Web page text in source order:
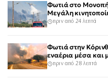
Φωτιά στο
Μεγάλη
πριν από 24 λεπτά
Φωτιά στην
εναέρια μέσα και
πριν από 28 λεπτά